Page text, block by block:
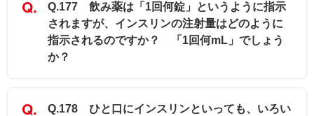
Q.177 飲み薬は「1回何錠」というように指示
されますが、インスリンの注射量はどのように
指示されるのですか？ 「1回何mL」でしょう
か？
Q.178 ひと口にインスリンといっても、いろい